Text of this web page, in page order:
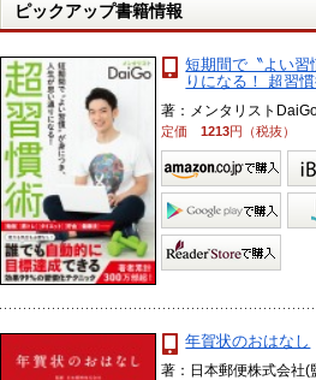
ピックアップ書籍情報
短期間で〝よい習
りになる！ 超習
著：メンタリスト
定価1213円（税抜）
年賀状のおはなし
著：日本郵便株式会社(